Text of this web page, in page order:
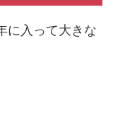
に入って大きな